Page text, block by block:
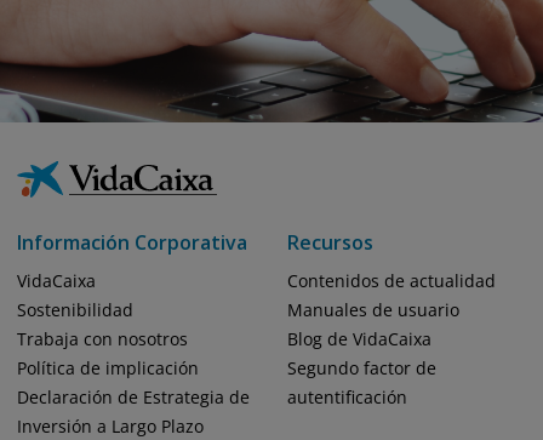
Información Corporativa
VidaCaixa
Sostenibilidad
Trabaja con nosotros
Política de implicación
Declaración de Estrategia de
Inversión a Largo Plazo
Recursos
Contenidos de actualidad
Manuales de usuario
Blog de VidaCaixa
Segundo factor de
autentificación